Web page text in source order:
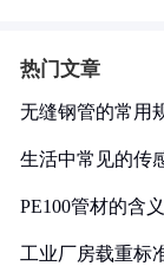
热门文章
无缝钢管的常用
生活中常见的传
PE100管材的含
工业厂房载重标